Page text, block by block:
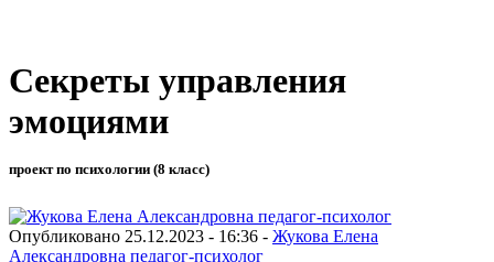
Секреты управления
эмоциями
проект по психологии (8 класс)
Опубликовано 25.12.2023 - 16:36 - Жукова Елена
Александровна педагог-психолог